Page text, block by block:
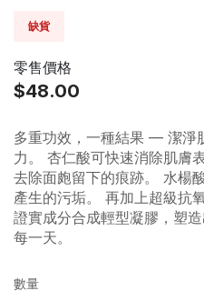
缺貨
零售價格
$48.00
多重功效，一種結果 — 潔淨
力。 杏仁酸可快速消除肌膚
去除面皰留下的痕跡。 水楊
產生的污垢。 再加上超級抗
證實成分合成輕型凝膠，塑
每一天。
數量